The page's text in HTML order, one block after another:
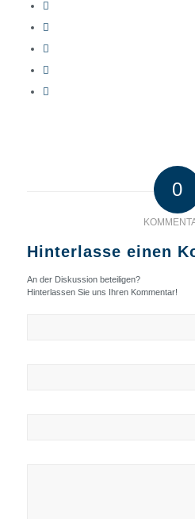
0
Hinterlasse einen
An der Diskussion beteiligen?
Hinterlassen Sie uns Ihren Kommentar!